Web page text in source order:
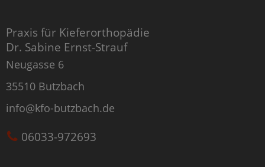
Praxis für Kieferorthopädie
Dr. Sabine Ernst-Strauf
Neugasse 6
35510 Butzbach
info@kfo-butzbach.de
06033-972693